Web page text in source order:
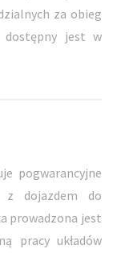
za obieg
dostępny jest w
pogwarancyjne
z dojazdem do
prowadzona jest
pracy układów